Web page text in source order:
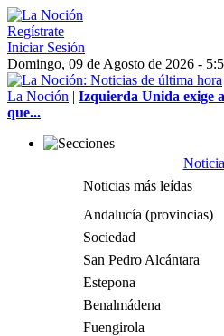
Regístrate
Iniciar Sesión
Domingo, 09 de Agosto de 2026 -
La Noción | Izquierda Unida exige
que...
Noticias más leídas
Andalucía (provincias)
Sociedad
San Pedro Alcántara
Estepona
Benalmádena
Fuengirola